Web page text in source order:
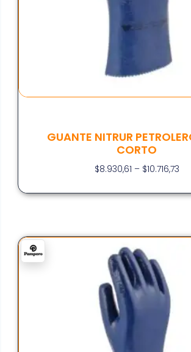
GUANTE NITRUR
CORTO
$8.930,61 – $10.716,73